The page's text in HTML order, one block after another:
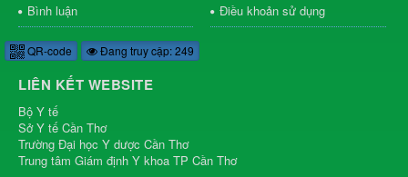
Bình luận
Điều khoản sử dụng
QR-code Đang truy cập: 249
LIÊN KẾT WEBSITE
Bộ Y tế
Sở Y tế Cần Thơ
Trường Đại học Y dược Cần Thơ
Trung tâm Giám định Y khoa TP Cần Thơ